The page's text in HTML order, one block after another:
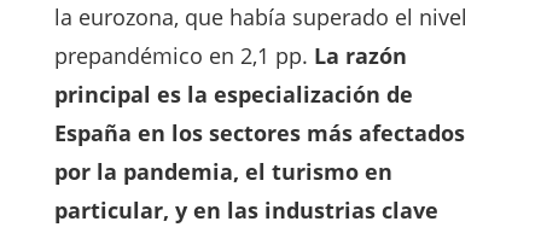
la eurozona, que había superado el nivel
prepandémico en 2,1 pp. La razón
principal es la especialización de
España en los sectores más afectados
por la pandemia, el turismo en
particular, y en las industrias clave